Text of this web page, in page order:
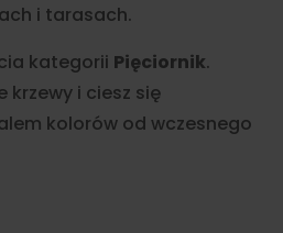
i tarasach.
kategorii Pięciornik.
krzewy i ciesz się
kolorów od wczesnego